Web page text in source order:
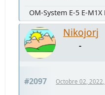
OM-System E-5 E-
Nikojorj
-
#2097 Octobre 02,